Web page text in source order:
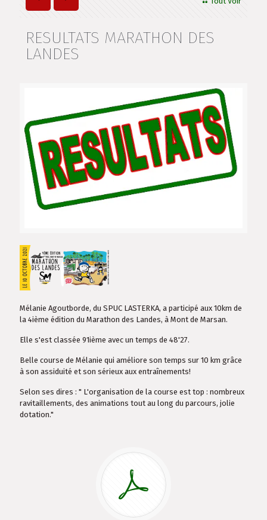
RESULTATS MARATHON DES
LANDES
Mélanie Agoutborde, du SPUC LASTERKA, a participé aux 10km de
la 4ième édition du Marathon des Landes, à Mont de Marsan.
Elle s'est classée 91ième avec un temps de 48'27.
Belle course de Mélanie qui améliore son temps sur 10 km grâce
à son assiduité et son sérieux aux entraînements!
Selon ses dires : " L'organisation de la course est top : nombreux
ravitaillements, des animations tout au long du parcours, jolie
dotation."